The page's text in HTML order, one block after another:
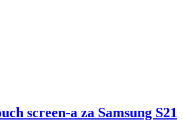
screen-a za Samsung S21